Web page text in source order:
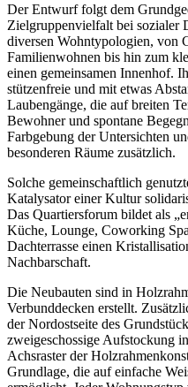
Der Entwurf folgt dem
Zielgruppenvielfalt bei sozialer
diversen Wohntypologien, von
Familienwohnen bis hin zum
einen gemeinsamen Innenhof.
stützenfreie und mit etwas
Laubengänge, die auf breiten
Bewohner und spontane
Farbgebung der Untersichten
besonderen Räume zusätzlich.
Solche gemeinschaftlich
Katalysator einer Kultur
Das Quartiersforum bildet als
Küche, Lounge, Coworking
Dachterrasse einen
Nachbarschaft.
Die Neubauten sind in
Verbunddecken erstellt.
der Nordostseite des
zweigeschossige Aufstockung
Achsraster der
Grundlage, die auf einfache